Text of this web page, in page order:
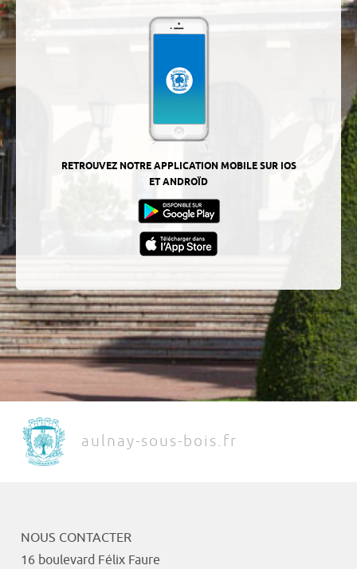
RETROUVEZ NOTRE APPLICATION MOBILE SUR IOS
ET ANDROÏD
aulnay-sous-bois.fr
NOUS CONTACTER
16 boulevard Félix Faure